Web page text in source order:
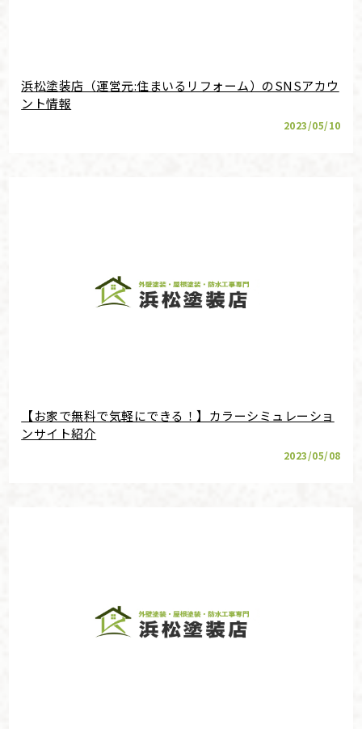
浜松塗装店（運営元:住まいるリフォーム）のSNSアカウ
ント情報
2023/05/10
【お家で無料で気軽にできる！】カラーシミュレーショ
ンサイト紹介
2023/05/08